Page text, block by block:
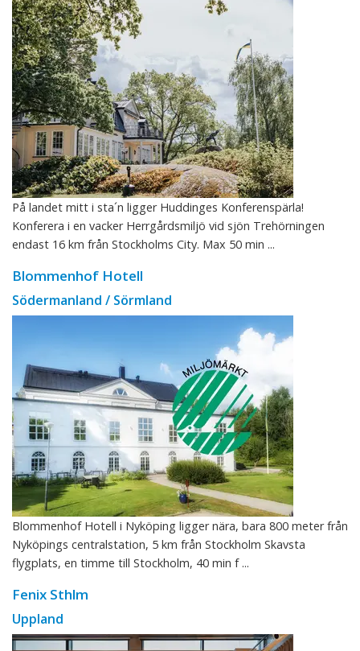
På landet mitt i sta´n ligger Huddinges Konferenspärla!
Konferera i en vacker Herrgårdsmiljö vid sjön Trehörningen
endast 16 km från Stockholms City. Max 50 min ...
Blommenhof Hotell
Södermanland / Sörmland
Blommenhof Hotell i Nyköping ligger nära, bara 800 meter från
Nyköpings centralstation, 5 km från Stockholm Skavsta
flygplats, en timme till Stockholm, 40 min f ...
Fenix Sthlm
Uppland